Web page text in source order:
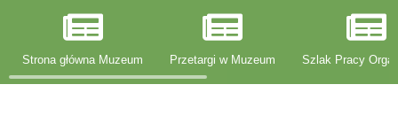
Strona główna Muzeum Przetargi w Muzeum Szlak Pracy